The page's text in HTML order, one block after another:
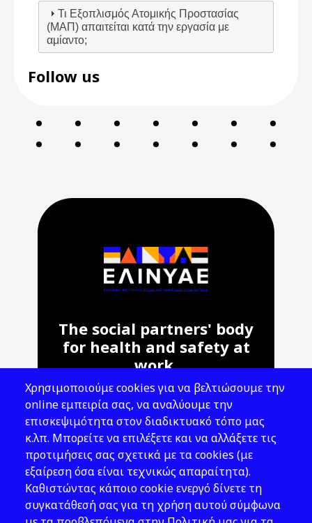
Τι Εξοπλισμός Ατομικής Προστασίας
(ΜΑΠ) απαιτείται κατά την εργασία με
αμίαντο;
Follow us
The social partners' body
for health and safety at
work.
Address: 143 Liosion & 6 Thirsiou, 104
45, Athens
T: 210 82 00 100
e: info@elinyae.gr
Follow Us
Χρησιμοποιούμε cookies για να βελτιώσουμε την
online εμπειρία σας, να αναλύουμε την
επισκεψιμότητα στον διαδικτυακό τόπο μας
κ.λπ. Μπορείτε να επιλέξετε και να αλλάξετε τις
προτιμήσεις σας σχετικά με τα cookies (με
εξαίρεση όσα είναι τεχνικώς απαραίτητα).
Καθιστώντας κάποιο cookie ενεργό δίνετε τη
συγκατάθεσή σας για τη χρήση αυτού σύμφωνα